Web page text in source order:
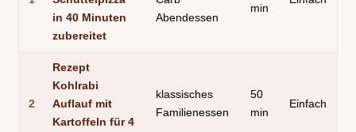
in 40 Minuten
zubereitet
Abendessen
min
2
Rezept
Kohlrabi
Auflauf mit
Kartoffeln für 4
klassisches
Familienessen
50
min
Einfach